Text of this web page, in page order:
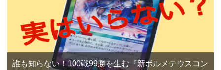
誰も知らない！100戦99勝を生む『新ボルメテウスコン